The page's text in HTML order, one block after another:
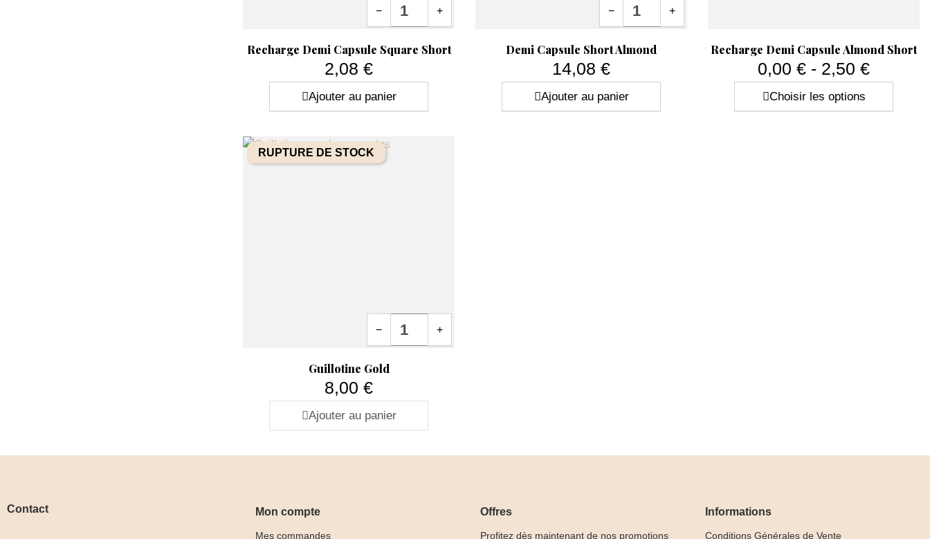
Aperçu rapide
Recharge Demi Capsule Square Short
2,08 €
− +
Ajouter au panier
Aperçu rapide
Demi Capsule Short Almond
14,08 €
− +
Ajouter au panier
Aperçu rapide
Recharge Demi Capsule Almond Short
0,00 € - 2,50 €
Choisir les options
Aperçu rapideGuillotine Gold
8,00 €
− +
Ajouter au panier
RUPTURE DE STOCK
Contact Mon compte
Mes commandes
Offres
Profitez dès maintenant de nos promotions
Informations
Conditions Générales de Vente